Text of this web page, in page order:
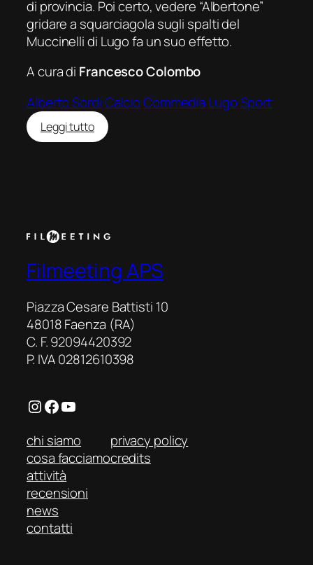
di provincia. Poi certo, vedere “Albertone”
gridare a squarciagola sugli spalti del
Muccinelli di Lugo fa un suo effetto.
A cura di Francesco Colombo
Alberto SordiCalcioCommedia LugoSport
Leggi tutto:
Il
un
ritratto
esasperato
calcio
di
provincia
Filmeeting APS
Piazza Cesare Battisti 10
48018 Faenza (RA)
C. F. 92094420392
P. IVA 02812610398
Instagram Facebook YouTube
chi siamo
cosa facciamo
attività
recensioni
news
contatti
privacy policy
credits